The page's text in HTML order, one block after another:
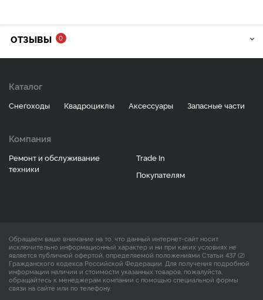
ОТЗЫВЫ 0
Каталог
Снегоходы Квадроциклы Аксессуары Запасные части
Компания
Ремонт и обслуживание
техники
Trade In
Покупателям
Обращаем ваше внимание на то, что данный интернет-сайт носит
исключительно информационный характер и ни при каких условиях не
является публичной офертой, определяемой положениями Статьи 437 (2)
Гражданского кодекса Российской Федерации. Для получения подробной
информации наличии и стоимости указанных товаров, пожалуйста,
обращайтесь к менеджерам компании с помощью специальной формы
связи на сайте или по телефону.